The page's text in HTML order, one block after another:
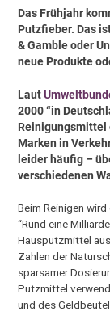
Das Frühjahr
Putzfieber. Das
& Gamble oder
neue Produkte
Laut
2000 “in
Reinigungsmittel
Marken in
leider häufig –
verschiedenen
Beim Reinigen
“Rund eine
Hausputzmittel
Zahlen der
sparsamer
Putzmittel
und des